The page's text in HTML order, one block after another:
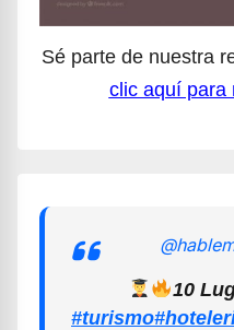
Sé parte de nuestra
clic aquí para
10
#turismo